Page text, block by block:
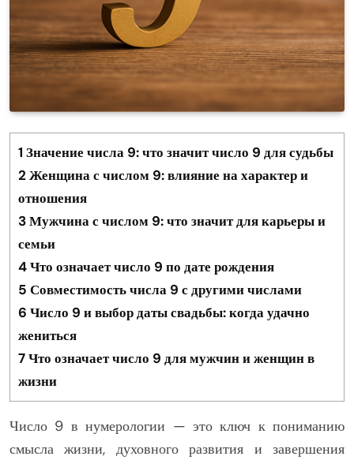
1 Значение числа 9: что значит число 9 для судьбы
2Женщина с числом 9: влияние на характер и
отношения
3Мужчина с числом 9: что значит для карьеры и
семьи
4Что означает число 9 по дате рождения
5 Совместимость числа 9 с другими числами
6 Число 9 и выбор даты свадьбы: когда удачно
жениться
7Что означает число 9 для мужчин и женщин в
жизни
Число 9 в нумерологии — это ключ к пониманию
смысла жизни, духовного развития и завершения